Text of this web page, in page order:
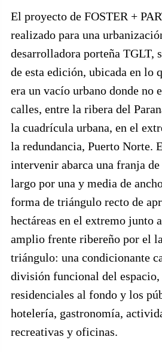
El proyecto de FOSTER +
realizado para una
desarrolladora porteña TGLT,
de esta edición, ubicada en lo
era un vacío urbano donde no
calles, entre la ribera del
la cuadrícula urbana, en el
la redundancia, Puerto Norte.
intervenir abarca una franja
largo por una y media de
forma de triángulo recto de
hectáreas en el extremo junto
amplio frente ribereño por el
triángulo: una condicionante
división funcional del espacio,
residenciales al fondo y los
hotelería, gastronomía,
recreativas y oficinas.